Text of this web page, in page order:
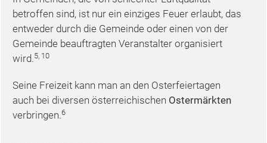
betroffen sind, ist nur ein einziges Feuer erlaubt, das
entweder durch die Gemeinde oder einen von der
Gemeinde beauftragten Veranstalter organisiert
wird.5, 10
Seine Freizeit kann man an den Osterfeiertagen
auch bei diversen österreichischen Ostermärkten
verbringen.6